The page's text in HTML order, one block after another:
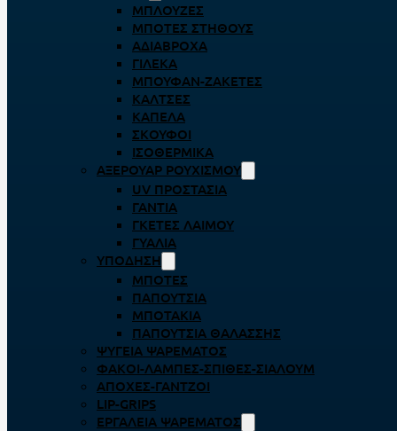
ΜΠΛΟΎΖΕΣ
ΜΠΌΤΕΣ ΣΤΉΘΟΥΣ
ΑΔΙΆΒΡΟΧΑ
ΓΙΛΈΚΑ
ΜΠΟΥΦΆΝ-ΖΑΚΈΤΕΣ
ΚΆΛΤΣΕΣ
ΚΑΠΈΛΑ
ΣΚΟΎΦΟΙ
ΙΣΟΘΕΡΜΙΚΆ
ΑΞΕΡΟΥΆΡ ΡΟΥΧΙΣΜΟΎ
UV ΠΡΟΣΤΑΣΊΑ
ΓΆΝΤΙΑ
ΓΚΈΤΕΣ ΛΑΊΜΟΥ
ΓΥΑΛΙΆ
ΥΠΌΔΗΣΗ
ΜΠΌΤΕΣ
ΠΑΠΟΎΤΣΙΑ
ΜΠΟΤΆΚΙΑ
ΠΑΠΟΎΤΣΙΑ ΘΑΛΆΣΣΗΣ
ΨΥΓΕΊΑ ΨΑΡΈΜΑΤΟΣ
ΦΑΚΟΊ-ΛΆΜΠΕΣ-ΣΠΊΘΕΣ-ΣΊΑΛΟΥΜ
ΑΠΌΧΕΣ-ΓΆΝΤΖΟΙ
LIP-GRIPS
EΡΓΑΛΕΊΑ ΨΑΡΈΜΑΤΟΣ